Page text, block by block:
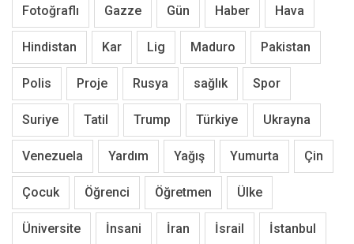
Fotoğraflı Gazze Gün Haber Hava
Hindistan Kar Lig Maduro Pakistan
Polis Proje Rusya sağlık Spor
Suriye Tatil Trump Türkiye Ukrayna
Venezuela Yardım Yağış Yumurta Çin
Çocuk Öğrenci Öğretmen Ülke
Üniversite İnsani İran İsrail İstanbul